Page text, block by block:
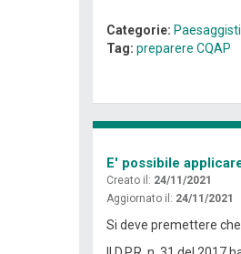
Categorie:
Tag: preparere CQAP
E' possibile
Creato il: 24/11/2021
Aggiornato il: 24/11/2021
Si deve premettere